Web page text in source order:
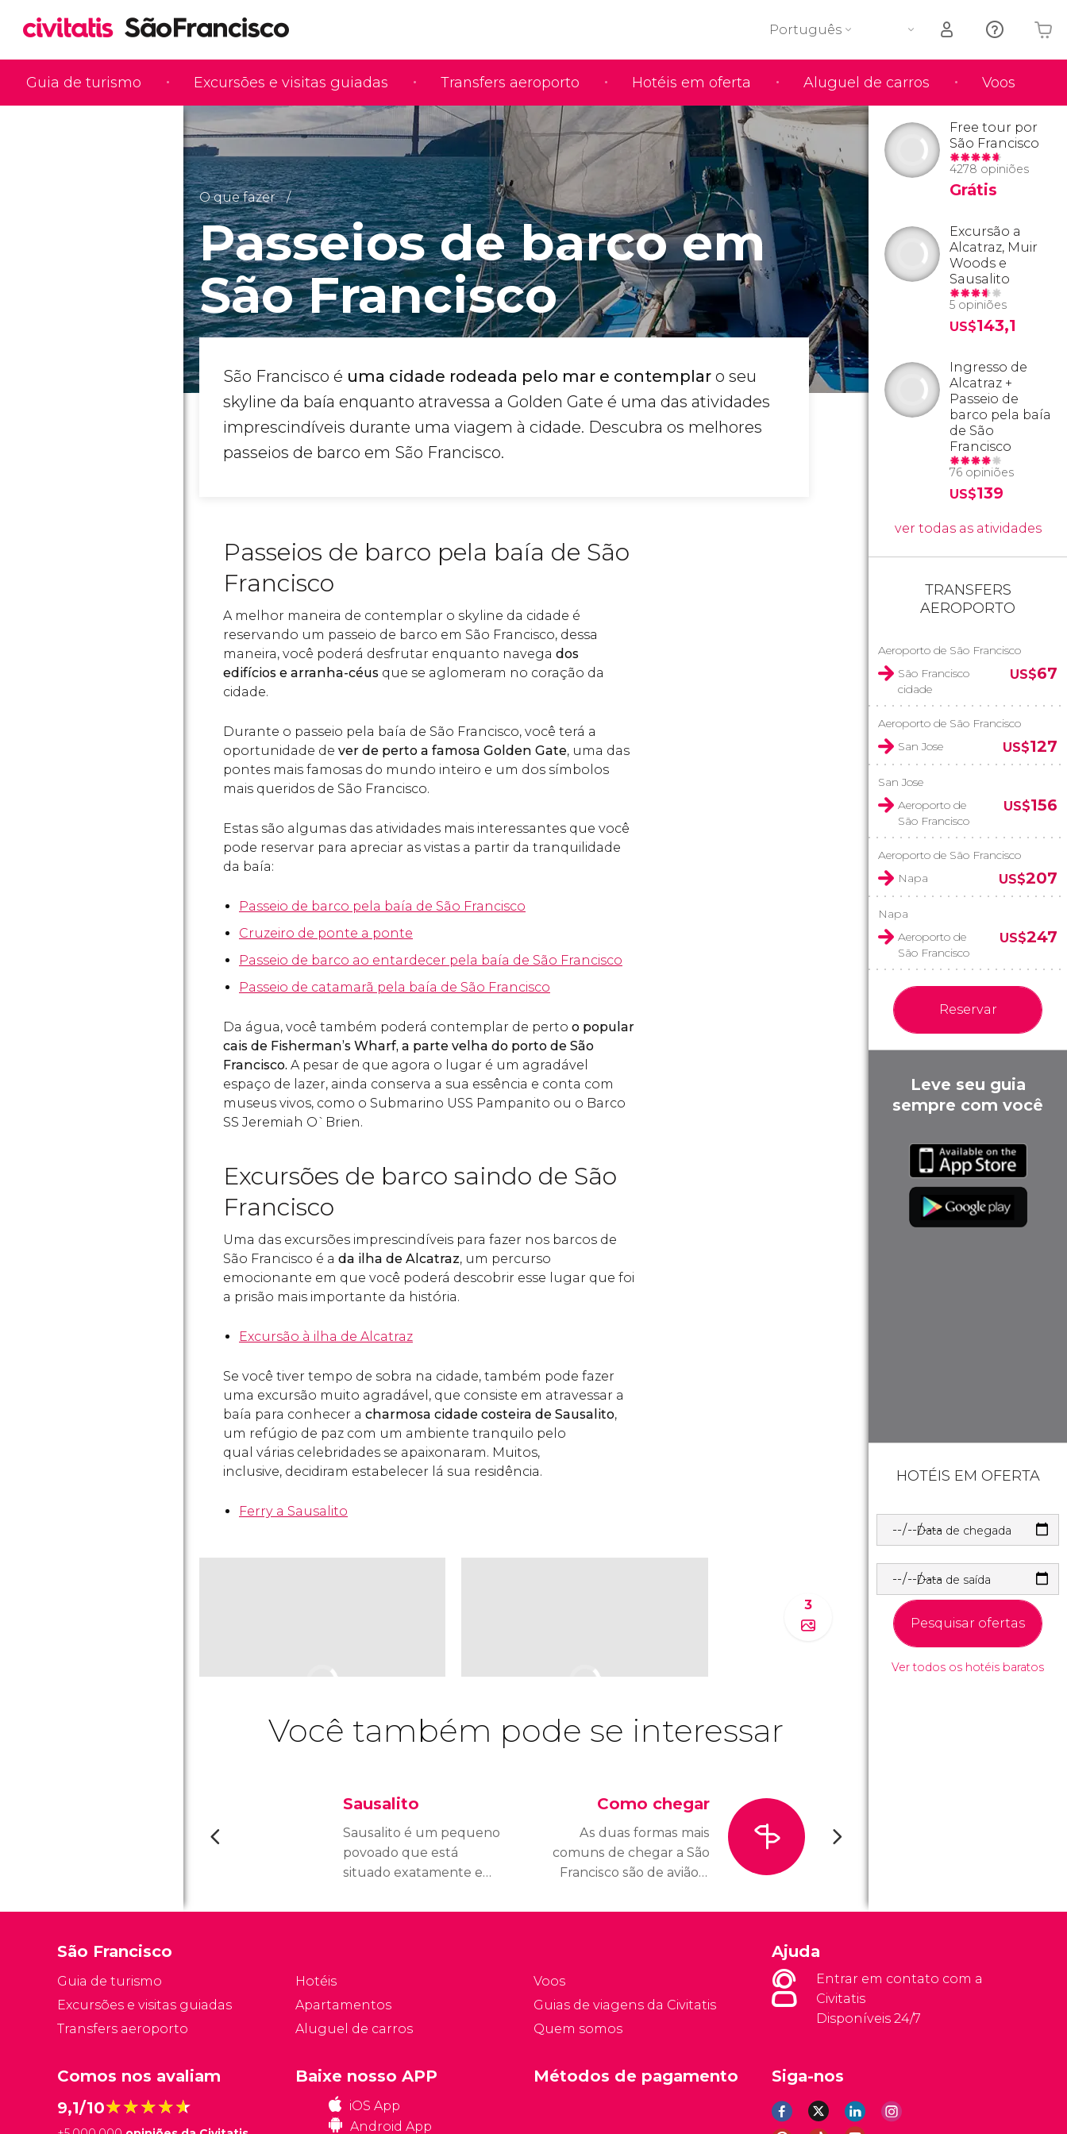
Guia de turismo Excursões e visitas guiadas Transfers aeroporto Hotéis em oferta Aluguel de carros Voos
Português
O seu carrinho está vazio
O que fazer
Passeios de barco em
São Francisco
São Francisco é uma cidade rodeada pelo mar e contemplar o seu
skyline da baía enquanto atravessa a Golden Gate é uma das atividades
imprescindíveis durante uma viagem à cidade. Descubra os melhores
passeios de barco em São Francisco.
Passeios de barco pela baía de São
Francisco
A melhor maneira de contemplar o skyline da cidade é
reservando um passeio de barco em São Francisco, dessa
maneira, você poderá desfrutar enquanto navega dos
edifícios e arranha-céus que se aglomeram no coração da
cidade.
Durante o passeio pela baía de São Francisco, você terá a
oportunidade de ver de perto a famosa Golden Gate, uma das
pontes mais famosas do mundo inteiro e um dos símbolos
mais queridos de São Francisco.
Estas são algumas das atividades mais interessantes que você
pode reservar para apreciar as vistas a partir da tranquilidade
da baía:
Passeio de barco pela baía de São Francisco
Cruzeiro de ponte a ponte
Passeio de barco ao entardecer pela baía de São Francisco
Passeio de catamarã pela baía de São Francisco
Da água, você também poderá contemplar de perto o popular
cais de Fisherman’s Wharf, a parte velha do porto de São
Francisco. A pesar de que agora o lugar é um agradável
espaço de lazer, ainda conserva a sua essência e conta com
museus vivos, como o Submarino USS Pampanito ou o Barco
SS Jeremiah O`Brien.
Excursões de barco saindo de São
Francisco
Uma das excursões imprescindíveis para fazer nos barcos de
São Francisco é a da ilha de Alcatraz, um percurso
emocionante em que você poderá descobrir esse lugar que foi
a prisão mais importante da história.
Excursão à ilha de Alcatraz
Se você tiver tempo de sobra na cidade, também pode fazer
uma excursão muito agradável, que consiste em atravessar a
baía para conhecer a charmosa cidade costeira de Sausalito,
um refúgio de paz com um ambiente tranquilo pelo
qual várias celebridades se apaixonaram. Muitos,
inclusive, decidiram estabelecer lá sua residência.
Ferry a Sausalito
3
Você também pode se interessar
Sausalito
Sausalito é um pequeno
povoado que está
situado exatamente em
São Francisco, do outro
Como chegar
As duas formas mais
comuns de chegar a São
Francisco são de avião e
opção é a favorita de
Descubra como chegar a
São Francisco.
Free tour por
São Francisco
4278 opiniões
Grátis
Excursão a
Alcatraz, Muir
Woods e
Sausalito
5 opiniões
US$143,1
Ingresso de
Alcatraz +
Passeio de
barco pela baía
de São
Francisco
76 opiniões
US$139
ver todas as atividades
TRANSFERS
AEROPORTO
Aeroporto de São Francisco
São Francisco
cidade
US$67
Aeroporto de São Francisco
San Jose
US$127
San Jose
Aeroporto de
São Francisco
US$156
Aeroporto de São Francisco
Napa
US$207
Napa
Aeroporto de
São Francisco
US$247
Reservar
Leve seu guia
sempre com você
HOTÉIS EM OFERTA
Data de chegada
Data de saída
Pesquisar ofertas
Ver todos os hotéis baratos
São Francisco
Guia de turismo
Excursões e visitas guiadas
Transfers aeroporto
Hotéis
Apartamentos
Aluguel de carros
Voos
Guias de viagens da Civitatis
Quem somos
Ajuda
Entrar em contato com a
Civitatis
Disponíveis 24/7
Comos nos avaliam
9,1/10★★★★★
★★★★★
Siga-nos
Baixe nosso APP
iOS App
Android App
Métodos de pagamento